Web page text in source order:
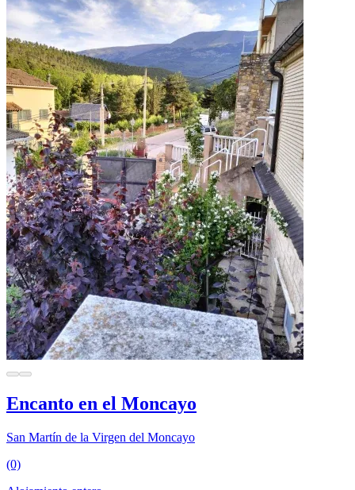
Encanto en el Moncayo
San Martín de la Virgen del Moncayo
(0)